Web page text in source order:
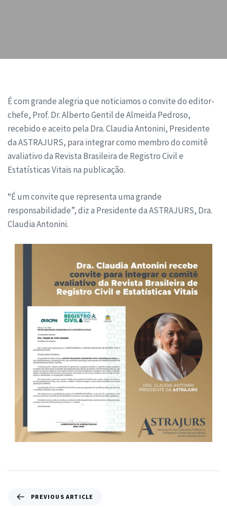
É com grande alegria que noticiamos o convite do editor-
chefe, Prof. Dr. Alberto Gentil de Almeida Pedroso,
recebido e aceito pela Dra. Claudia Antonini, Presidente
da ASTRAJURS, para integrar como membro do comitê
avaliativo da Revista Brasileira de Registro Civil e
Estatísticas Vitais na publicação.
“É um convite que representa uma grande
responsabilidade”, diz a Presidente da ASTRAJURS, Dra.
Claudia Antonini.
PREVIOUS ARTICLE